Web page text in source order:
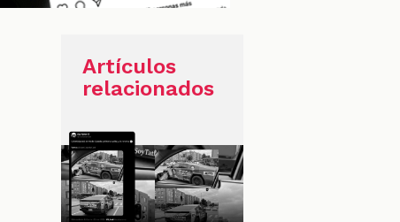
Artículos
relacionados